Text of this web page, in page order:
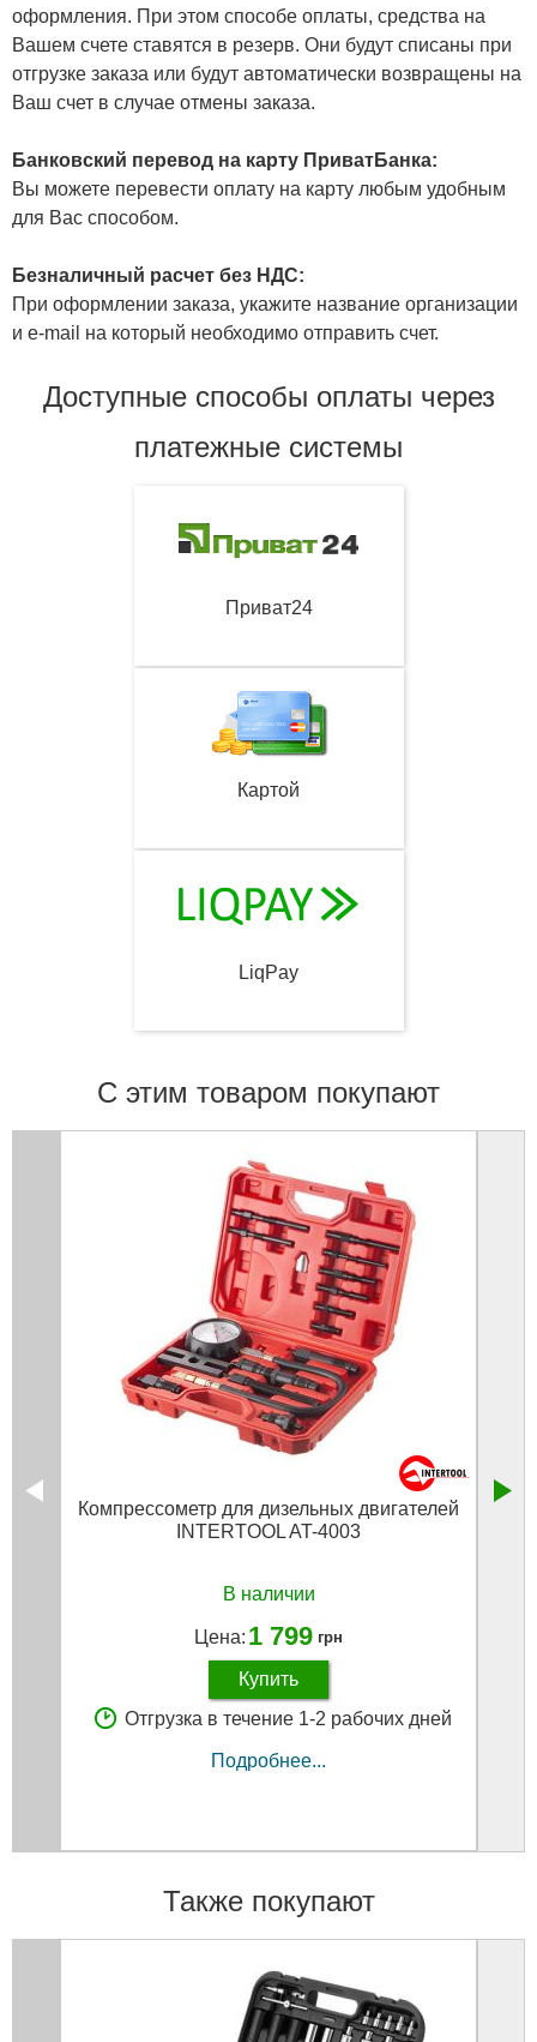
оформления. При этом способе оплаты, средства на
Вашем счете ставятся в резерв. Они будут списаны при
отгрузке заказа или будут автоматически возвращены на
Ваш счет в случае отмены заказа.
Банковский перевод на карту ПриватБанка:
Вы можете перевести оплату на карту любым удобным
для Вас способом.
Безналичный расчет без НДС:
При оформлении заказа, укажите название организации
и e-mail на который необходимо отправить счет.
Доступные способы оплаты через
платежные системы
Приват24
Картой
LiqPay
С этим товаром покупают
Компрессометр для дизельных двигателей
INTERTOOL AT-4003
В наличии
Цена: 1 799 грн
Купить
Отгрузка в течение 1-2 рабочих дней
Подробнее...
Также покупают